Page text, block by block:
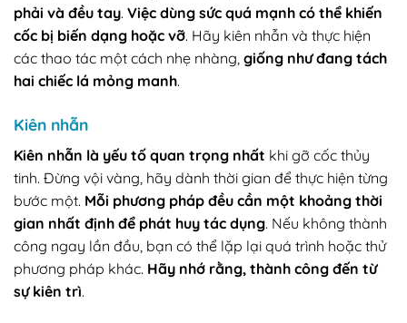
phải và đều tay. Việc dùng sức quá mạnh có thể khiến
cốc bị biến dạng hoặc vỡ. Hãy kiên nhẫn và thực hiện
các thao tác một cách nhẹ nhàng, giống như đang tách
hai chiếc lá mỏng manh.
Kiên nhẫn
Kiên nhẫn là yếu tố quan trọng nhất khi gỡ cốc thủy
tinh. Đừng vội vàng, hãy dành thời gian để thực hiện từng
bước một. Mỗi phương pháp đều cần một khoảng thời
gian nhất định để phát huy tác dụng. Nếu không thành
công ngay lần đầu, bạn có thể lặp lại quá trình hoặc thử
phương pháp khác. Hãy nhớ rằng, thành công đến từ
sự kiên trì.